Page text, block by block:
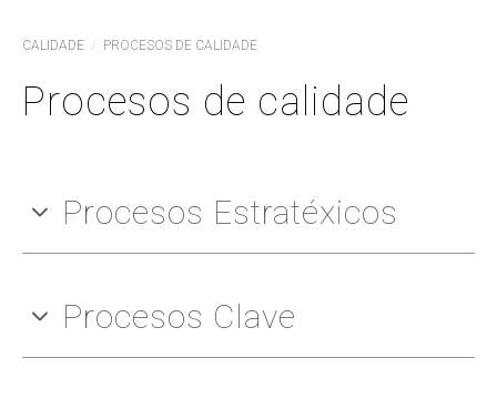
CALIDADE PROCESOS DE CALIDADE
Procesos de calidade
Procesos Estratéxicos
Procesos Clave